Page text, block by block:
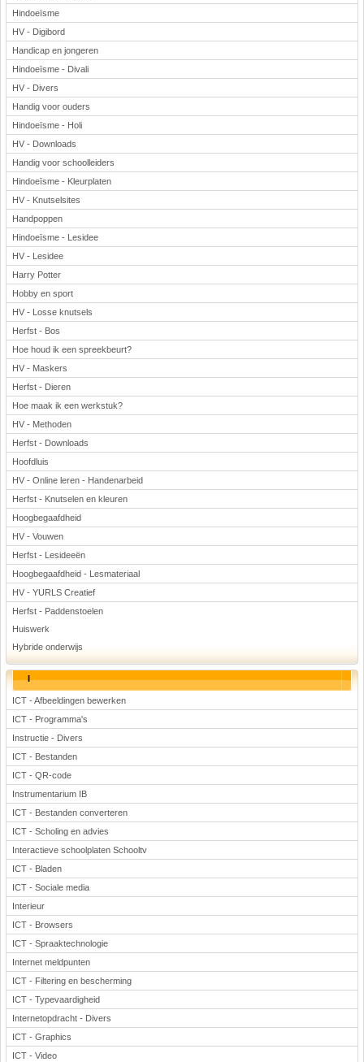
Hindoeïsme
HV - Digibord
Handicap en jongeren
Hindoeïsme - Divali
HV - Divers
Handig voor ouders
Hindoeïsme - Holi
HV - Downloads
Handig voor schoolleiders
Hindoeïsme - Kleurplaten
HV - Knutselsites
Handpoppen
Hindoeïsme - Lesidee
HV - Lesidee
Harry Potter
Hobby en sport
HV - Losse knutsels
Herfst - Bos
Hoe houd ik een spreekbeurt?
HV - Maskers
Herfst - Dieren
Hoe maak ik een werkstuk?
HV - Methoden
Herfst - Downloads
Hoofdluis
HV - Online leren - Handenarbeid
Herfst - Knutselen en kleuren
Hoogbegaafdheid
HV - Vouwen
Herfst - Lesideeën
Hoogbegaafdheid - Lesmateriaal
HV - YURLS Creatief
Herfst - Paddenstoelen
Huiswerk
Hybride onderwijs
I
ICT - Afbeeldingen bewerken
ICT - Programma's
Instructie - Divers
ICT - Bestanden
ICT - QR-code
Instrumentarium IB
ICT - Bestanden converteren
ICT - Scholing en advies
Interactieve schoolplaten Schooltv
ICT - Bladen
ICT - Sociale media
Interieur
ICT - Browsers
ICT - Spraaktechnologie
Internet meldpunten
ICT - Filtering en bescherming
ICT - Typevaardigheid
Internetopdracht - Divers
ICT - Graphics
ICT - Video